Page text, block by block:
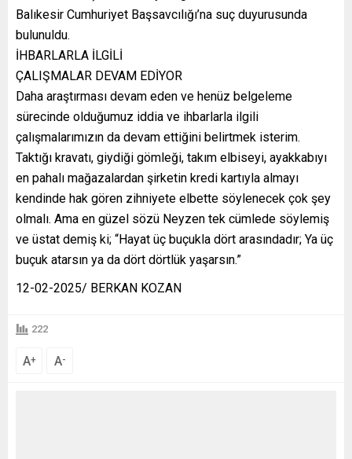
Balıkesir Cumhuriyet Başsavcılığı’na suç duyurusunda
bulunuldu.
İHBARLARLA İLGİLİ
ÇALIŞMALAR DEVAM EDİYOR
Daha araştırması devam eden ve henüz belgeleme
sürecinde olduğumuz iddia ve ihbarlarla ilgili
çalışmalarımızın da devam ettiğini belirtmek isterim.
Taktığı kravatı, giydiği gömleği, takım elbiseyi, ayakkabıyı
en pahalı mağazalardan şirketin kredi kartıyla almayı
kendinde hak gören zihniyete elbette söylenecek çok şey
olmalı. Ama en güzel sözü Neyzen tek cümlede söylemiş
ve üstat demiş ki; “Hayat üç buçukla dört arasındadır; Ya üç
buçuk atarsın ya da dört dörtlük yaşarsın.”
12-02-2025/ BERKAN KOZAN
222
A+ A-